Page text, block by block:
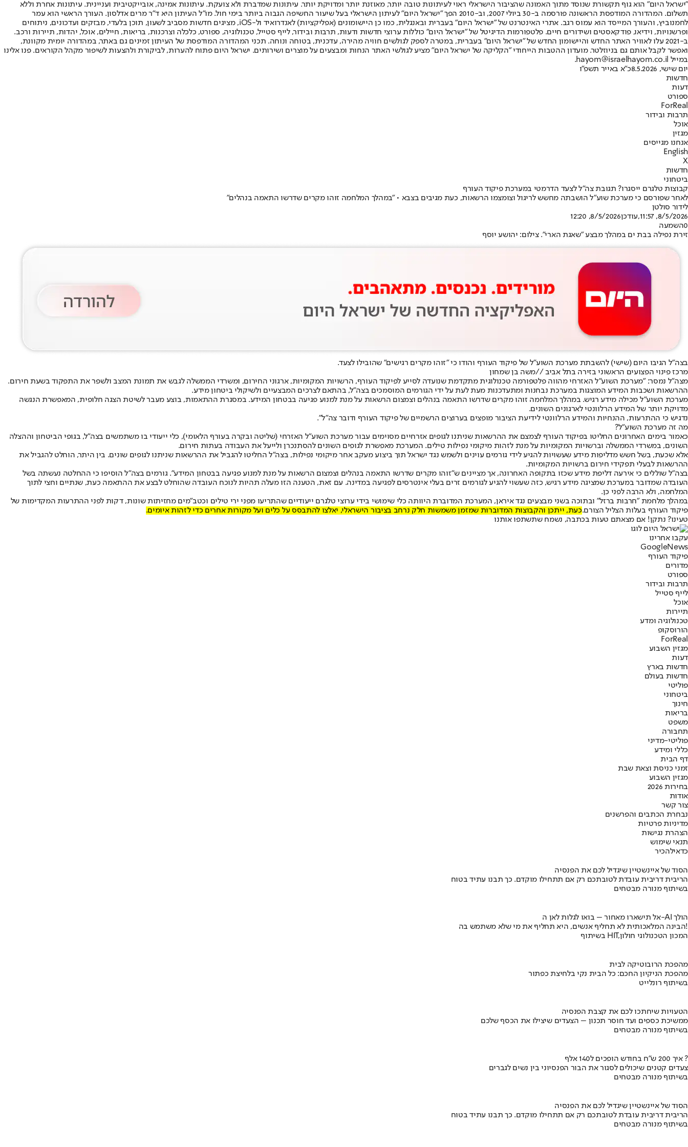
"ישראל היום" הוא גוף תקשורת שנוסד מתוך האמונה שהציבור הישראלי ראוי לעיתונות טובה יותר, מאוזנת יותר ומדויקת יותר. עיתונות שמדברת ולא צועקת. עיתונות אמינה, אובייקטיבית ועניינית. עיתונות אחרת וללא
תשלום. המהדורה המודפסת הראשונה פורסמה ב-30 ביולי 2007, וב-2010 הפך "ישראל היום" לעיתון הישראלי בעל שיעור החשיפה הגבוה ביותר בימי חול. מו"ל העיתון היא ד"ר מרים אדלסון. העורך הראשי הוא עמר
לחמנוביץ, והעורך המייסד הוא עמוס רגב. אתרי האינטרנט של "ישראל היום" בעברית ובאנגלית, כמו כן היישומונים (אפליקציות) לאנדרואיד ול-iOS, מציגים חדשות מסביב לשעון, תוכן בלעדי, מבזקים ועדכונים, ניתוחים
ופרשנויות, וידיאו, פודקאסטים ושידורים חיים. פלטפורמות הדיגיטל של "ישראל היום" כוללות ערוצי חדשות ודעות, תרבות ובידור, לייף סטייל, טכנולוגיה, ספורט, כלכלה וצרכנות, בריאות, חיילים, אוכל, יהדות, תיירות ורכב.
ב-2021 עלו לאוויר האתר החדש והיישומון החדש של "ישראל היום" בעברית, במטרה לספק לגולשים חוויה מהירה, עדכנית, בטוחה ונוחה. תכני המהדורה המודפסת של העיתון זמינים גם באתר, במהדורה יומית מקוונת,
ואפשר לקבל אותם גם בניוזלטר. מועדון ההטבות הייחודי "הקליקה של ישראל היום" מציע לגולשי האתר הנחות ומבצעים על מוצרים ושירותים. ישראל היום פתוח להערות, לביקורת ולהצעות לשיפור מקהל הקוראים. פנו אלינו
במייל hayom@israelhayom.co.il.
יום שישי, 8.5.2026
כ"א באייר תשפ"ו
חדשות
דעות
ספורט
ForReal
תרבות ובידור
אוכל
מגזין
אנחנו מגייסים
English
X
חדשות
ביטחוני
קבוצות טלגרם ייסגרו? תגובת צה"ל לצעד הדרמטי במערכת פיקוד העורף
לאחר שפורסם כי מערכת שוע"ל הושבתה מחשש לריגול וצומצמו הרשאות, כעת מגיבים בצבא • "במהלך המלחמה זוהו מקרים שדרשו התאמה בנהלים"
לידור סולטן
8/5/2026, 11:57
,עודכן8/5/2026, 12:20
0השמעה
זירת נפילה בבת ים במהלך מבצע "שאגת הארי". צילום: יהושע יוסף
בצה"ל הגיבו היום (שישי) להשבתת מערכת השוע"ל של פיקוד העורף והודו כי "זוהו מקרים רגישים" שהובילו לצעד.
מרכז פינוי הפצועים הראשוני בזירה בתל אביב //משה בן שמחון
מצה"ל נמסר: "מערכת השוע״ל האזרחי מהווה פלטפורמה טכנולוגית מתקדמת שנועדה לסייע לפיקוד העורף, הרשויות המקומיות, ארגוני החירום, ומשרדי הממשלה לגבש את תמונת המצב ולשפר את התפקוד בשעת חירום.
ההרשאות ושכבות המידע המוצגות במערכת נבחנות ומתעדכנות מעת לעת על ידי הגורמים המוסמכים בצה״ל, בהתאם לצרכים המבצעיים ולשיקולי ביטחון מידע.
מערכת השוע״ל מכילה מידע רגיש. במהלך המלחמה זוהו מקרים שדרשו התאמה בנהלים וצמצום הרשאות על מנת למנוע פגיעה בבטחון המידע. במסגרת ההתאמות, בוצע מעבר לשיטת הצגה חלופית, המאפשרת הנגשה
מדויקת יותר של המידע הרלוונטי לארגונים השונים.
נדגיש כי ההתרעות, ההנחיות והמידע הרלוונטי לידיעת הציבור מופצים בערוצים הרשמיים של פיקוד העורף ודובר צה"ל".
מה זה מערכת השוע"ל?
כאמור בימים האחרונים החליטו בפיקוד העורף לצמצם את ההרשאות שניתנו לגופים אזרחיים מסוימים עבור מערכת השוע״ל האזרחי (שליטה ובקרה בעורף הלאומי), כלי ייעודי בו משתמשים בצה״ל, בגופי הביטחון וההצלה
השונים, במשרדי הממשלה וברשויות המקומיות על מנת לזהות מיקומי נפילות טילים. המערכת מאפשרת לגופים השונים להסתנכרן ולייעל את העבודה בעתות חירום.
אלא שכעת, בשל חשש מדליפות מידע שעשויות להגיע לידי גורמים עוינים ולשמש נגד ישראל תוך ביצוע מעקב אחר מיקומי נפילות, בצה״ל החליטו להגביל את ההרשאות שניתנו לגופים שונים. בין היתר, הוחלט להגביל את
ההרשאות לבעלי תפקידי חירום ברשויות המקומיות.
בצה״ל שוללים כי אירעה דליפת מידע שכזו בתקופה האחרונה, אך מציינים ש״זוהו מקרים שדרשו התאמה בנהלים וצמצום הרשאות על מנת למנוע פגיעה בבטחון המידע״. גורמים בצה״ל הוסיפו כי ההחלטה נעשתה בשל
העובדה שמדובר במערכת שמציגה מידע רגיש, כזה שעשוי להגיע לגורמים זרים בעלי אינטרסים לפגיעה במדינה. עם זאת, הטענה הזו מעלה תהיות לנוכח העובדה שהוחלט לבצע את ההתאמה כעת, שנתיים וחצי לתוך
המלחמה, ולא הרבה לפני כן.
במהלך מלחמת ״חרבות ברזל״ ובתוכה בשני מבצעים נגד איראן, המערכת המדוברת היוותה כלי שימושי בידי ערוצי טלגרם ייעודיים שהתריעו מפני ירי טילים וכטב״מים מחזיתות שונות, דקות לפני ההתרעות המקדימות של
פיקוד העורף בעלות הצליל הצורם.כעת, ייתכן והקבוצות המדוברות שמזמן משמשות חלק נרחב בציבור הישראלי, יאלצו להתבסס על כלים ועל מקורות אחרים כדי לזהות איומים.
טעינו? נתקן! אם מצאתם טעות בכתבה, נשמח שתשתפו אותנו
עקבו אחרינו
Googl eNews
פיקוד העורף
מדורים
ספורט
תרבות ובידור
לייף סטייל
אוכל
תיירות
טכנולוגיה ומדע
הורוסקופ
ForReal
מגזין השבוע
דעות
חדשות בארץ
חדשות בעולם
פוליטי
ביטחוני
חינוך
בריאות
משפט
תחבורה
פוליטי-מדיני
כללי ומידע
דף הבית
זמני כניסת וצאת שבת
מגזין השבוע
בחירות 2026
אודות
צור קשר
נבחרת הכתבים והפרשנים
מדיניות פרטיות
הצהרת נגישות
תנאי שימוש
כדאילהכיר
הסוד של איינשטיין שיגדיל לכם את הפנסיה
הריבית דריבית עובדת לטובתכם רק אם תתחילו מוקדם. כך תבנו עתיד בטוח
בשיתוף מנורה מבטחים
אל תישארו מאחור – בואו לגלות לאן ה-AI הולך
הבינה המלאכותית לא תחליף אנשים, היא תחליף את מי שלא משתמש בה!
בשיתוף HIT,המכון הטכנולוגי חולון
מהפכת הרובוטיקה לבית
מהפכת הניקיון החכם: כל הבית נקי בלחיצת כפתור
בשיתוף רונלייט
הטעויות שיחתכו לכם את קצבת הפנסיה
ממשיכת כספים ועד חוסר תכנון – הצעדים שיצילו את הכסף שלכם
בשיתוף מנורה מבטחים
איך 200 ש"ח בחודש הופכים ל140 אלף ?
צעדים קטנים שיכולים לסגור את הבור הפנסיוני בין נשים לגברים
בשיתוף מנורה מבטחים
הסוד של איינשטיין שיגדיל לכם את הפנסיה
הריבית דריבית עובדת לטובתכם רק אם תתחילו מוקדם. כך תבנו עתיד בטוח
בשיתוף מנורה מבטחים